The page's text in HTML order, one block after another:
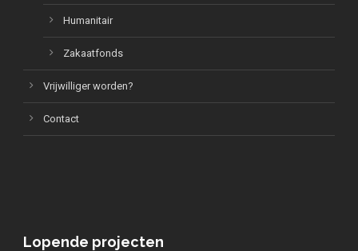
Humanitair
Zakaatfonds
Vrijwilliger worden?
Contact
Lopende projecten